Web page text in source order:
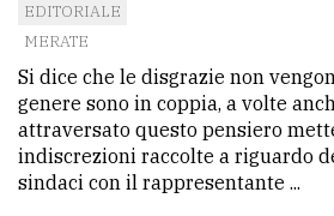
Ricerca
avanzata
LE
ALTRE
TESTATE
EDITORIALE
MERATE
Si dice che le disgrazie non
genere sono in coppia, a volte
attraversato questo pensiero
indiscrezioni raccolte a riguardo
sindaci con il rappresentante ...